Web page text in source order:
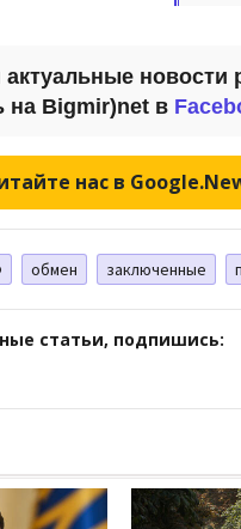
новости
на Bigmir)net в
нас в
обмен заключенные
статьи, подпишись: